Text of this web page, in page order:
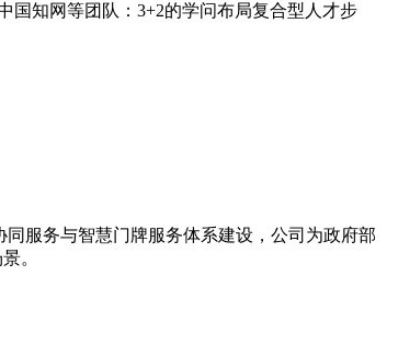
国知网等团队：3+2的学问布局复合型人才步
服务与智慧门牌服务体系建设，公司为政府部
。